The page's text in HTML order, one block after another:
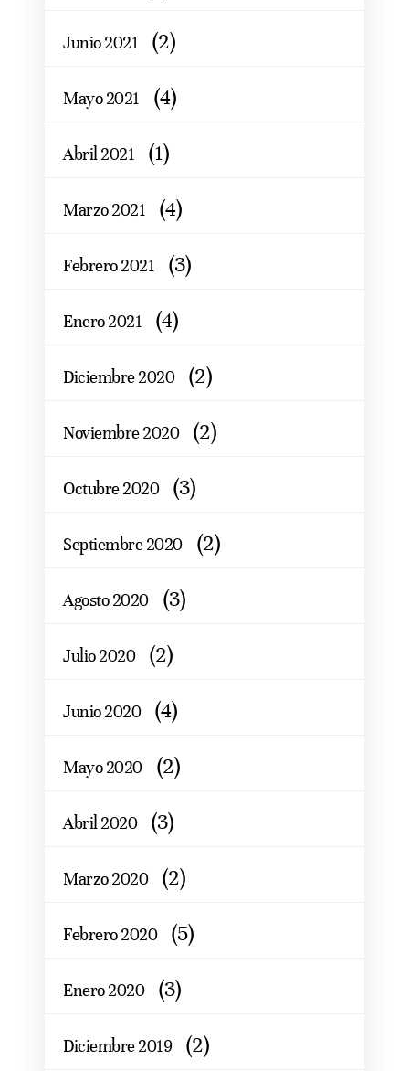
Junio 2021 (2)
Mayo 2021 (4)
Abril 2021 (1)
Marzo 2021 (4)
Febrero 2021 (3)
Enero 2021 (4)
Diciembre 2020 (2)
Noviembre 2020 (2)
Octubre 2020 (3)
Septiembre 2020 (2)
Agosto 2020 (3)
Julio 2020 (2)
Junio 2020 (4)
Mayo 2020 (2)
Abril 2020 (3)
Marzo 2020 (2)
Febrero 2020 (5)
Enero 2020 (3)
Diciembre 2019 (2)